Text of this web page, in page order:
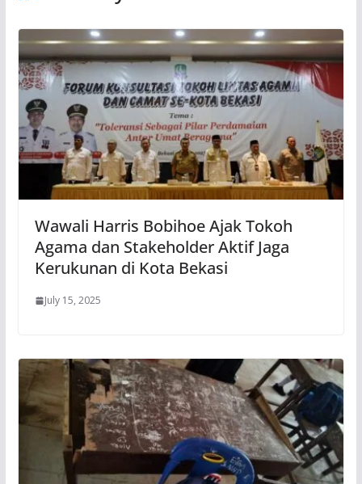
Wawali Harris Bobihoe Ajak Tokoh
Agama dan Stakeholder Aktif Jaga
Kerukunan di Kota Bekasi
July 15, 2025